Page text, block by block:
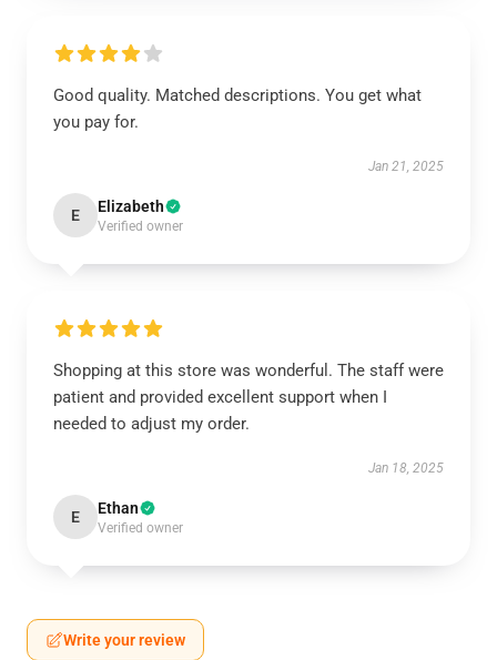
Good quality. Matched descriptions. You get what
you pay for.
Jan 21, 2025
E Elizabeth
Verified owner
Shopping at this store was wonderful. The staff were
patient and provided excellent support when I
needed to adjust my order.
Jan 18, 2025
E Ethan
Verified owner
Write your review